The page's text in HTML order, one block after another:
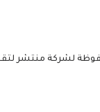
لشركة منتشر لتقنية